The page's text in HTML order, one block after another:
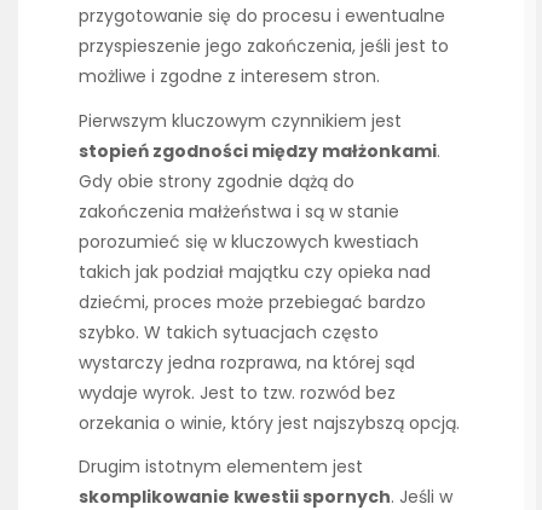
przygotowanie się do procesu i ewentualne
przyspieszenie jego zakończenia, jeśli jest to
możliwe i zgodne z interesem stron.
Pierwszym kluczowym czynnikiem jest
stopień zgodności między małżonkami.
Gdy obie strony zgodnie dążą do
zakończenia małżeństwa i są w stanie
porozumieć się w kluczowych kwestiach
takich jak podział majątku czy opieka nad
dziećmi, proces może przebiegać bardzo
szybko. W takich sytuacjach często
wystarczy jedna rozprawa, na której sąd
wydaje wyrok. Jest to tzw. rozwód bez
orzekania o winie, który jest najszybszą opcją.
Drugim istotnym elementem jest
skomplikowanie kwestii spornych. Jeśli w